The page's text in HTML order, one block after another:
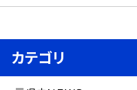
カテゴリ